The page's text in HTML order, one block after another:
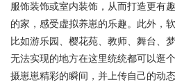
服饰装饰或室内装饰，从而打造更有
的家，感受虚拟养崽的乐趣。此外，
比如游乐园、樱花苑、教师、舞台、
无法实现的地方在这里统统都可以逛
摄崽崽精彩的瞬间，并上传自己的动